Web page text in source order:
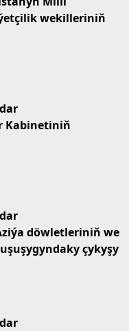
wekilleriniň
Kabinetiniň
döwletleriniň we
çykyşy